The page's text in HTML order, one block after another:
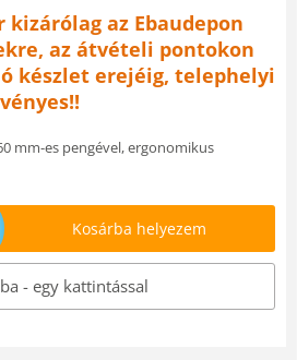
az Ebaudepon
az átvételi pontokon
készlet erejéig, telephelyi
mm-es pengével, ergonomikus
Kosárba helyezem
- egy kattintással